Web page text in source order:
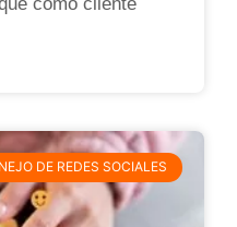
DE REDES SOCIALES